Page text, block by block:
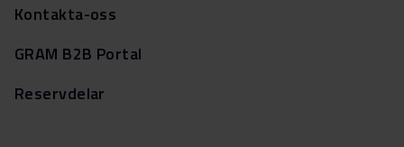
Kontakta-oss
GRAM B2B Portal
Reservdelar